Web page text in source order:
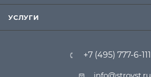
УСЛУГИ
+7 (495) 777-6-111